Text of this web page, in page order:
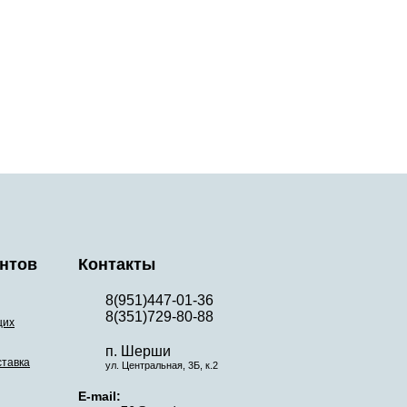
Контакты
8(951)447-01-36
8(351)729-80-88
п. Шерши
ул. Центральная, 3Б, к.2
E-mail: